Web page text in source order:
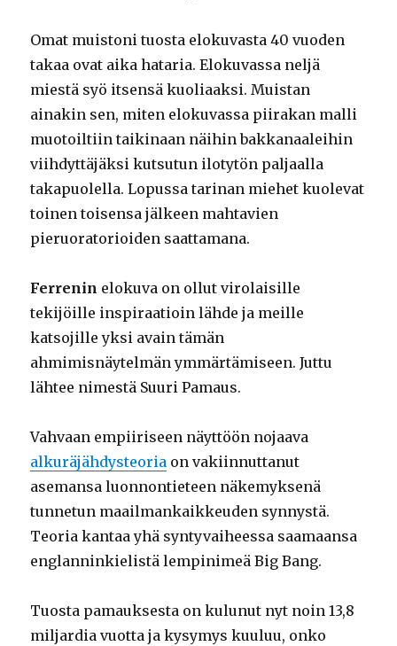
Omat muistoni tuosta elokuvasta 40 vuoden
takaa ovat aika hataria. Elokuvassa neljä
miestä syö itsensä kuoliaaksi. Muistan
ainakin sen, miten elokuvassa piirakan malli
muotoiltiin taikinaan näihin bakkanaaleihin
viihdyttäjäksi kutsutun ilotytön paljaalla
takapuolella. Lopussa tarinan miehet kuolevat
toinen toisensa jälkeen mahtavien
pieruoratorioiden saattamana.
Ferrenin elokuva on ollut virolaisille
tekijöille inspiraatioin lähde ja meille
katsojille yksi avain tämän
ahmimisnäytelmän ymmärtämiseen. Juttu
lähtee nimestä Suuri Pamaus.
Vahvaan empiiriseen näyttöön nojaava
alkuräjähdysteoria on vakiinnuttanut
asemansa luonnontieteen näkemyksenä
tunnetun maailmankaikkeuden synnystä.
Teoria kantaa yhä syntyvaiheessa saamaansa
englanninkielistä lempinimeä Big Bang.
Tuosta pamauksesta on kulunut nyt noin 13,8
miljardia vuotta ja kysymys kuuluu, onko